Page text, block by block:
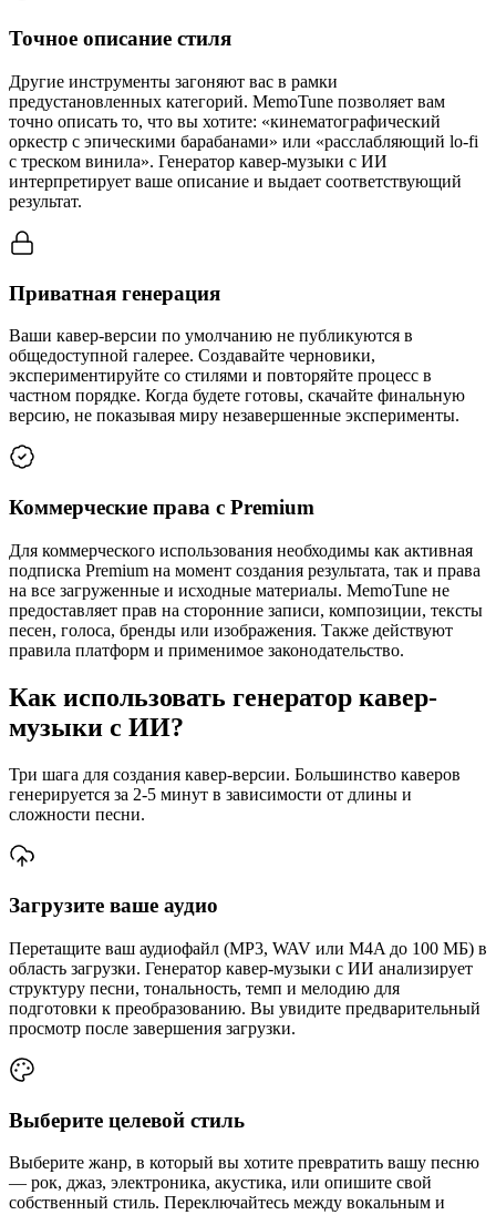
Точное описание стиля
Другие инструменты загоняют вас в рамки
предустановленных категорий. MemoTune позволяет вам
точно описать то, что вы хотите: «кинематографический
оркестр с эпическими барабанами» или «расслабляющий lo-fi
с треском винила». Генератор кавер-музыки с ИИ
интерпретирует ваше описание и выдает соответствующий
результат.
Приватная генерация
Ваши кавер-версии по умолчанию не публикуются в
общедоступной галерее. Создавайте черновики,
экспериментируйте со стилями и повторяйте процесс в
частном порядке. Когда будете готовы, скачайте финальную
версию, не показывая миру незавершенные эксперименты.
Коммерческие права с Premium
Для коммерческого использования необходимы как активная
подписка Premium на момент создания результата, так и права
на все загруженные и исходные материалы. MemoTune не
предоставляет прав на сторонние записи, композиции, тексты
песен, голоса, бренды или изображения. Также действуют
правила платформ и применимое законодательство.
Как использовать генератор кавер-
музыки с ИИ?
Три шага для создания кавер-версии. Большинство каверов
генерируется за 2-5 минут в зависимости от длины и
сложности песни.
Загрузите ваше аудио
Перетащите ваш аудиофайл (MP3, WAV или M4A до 100 МБ) в
область загрузки. Генератор кавер-музыки с ИИ анализирует
структуру песни, тональность, темп и мелодию для
подготовки к преобразованию. Вы увидите предварительный
просмотр после завершения загрузки.
Выберите целевой стиль
Выберите жанр, в который вы хотите превратить вашу песню
— рок, джаз, электроника, акустика, или опишите свой
собственный стиль. Переключайтесь между вокальным и